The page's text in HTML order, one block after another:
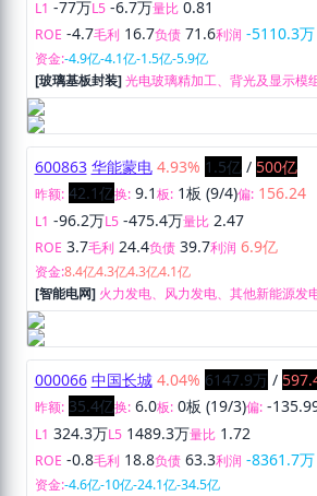
L1 -77万L5 -6.7万量比 0.81
ROE -4.7毛利 16.7负债 71.6利润 -5110.3万
资金:-4.9亿-4.1亿-1.5亿-5.9亿
[玻璃基板封装]光电玻璃精加工、背光及显示模
载显示触控模组、光学膜材裁切等业务。
600863 华能蒙电 4.93% 1.5亿 / 500亿
昨额: 42.1亿换: 9.1板: 1板 (9/4)偏: 156.24
L1 -96.2万L5 -475.4万量比 2.47
ROE 3.7毛利 24.4负债 39.7利润 6.9亿
资金:8.4亿4.3亿4.3亿4.1亿
[智能电网] 火力发电、风力发电、其他新能源发
炭资源开采及蒸汽、热水的供应经营等。
000066 中国长城 4.04% 6147.9万 /
昨额: 35.4亿换: 6.0板: 0板 (19/3)偏: -
L1 324.3万L5 1489.3万量比 1.72
ROE -0.8毛利 18.8负债 63.3利润 -8361.7万
资金:-4.6亿-10亿-24.1亿-34.5亿